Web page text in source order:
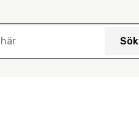
Sök